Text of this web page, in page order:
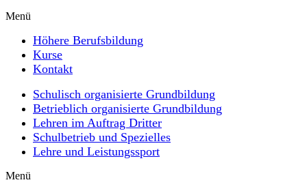
Menü
Höhere Berufsbildung
Kurse
Kontakt
Schulisch organisierte Grundbildung
Betrieblich organisierte Grundbildung
Lehren im Auftrag Dritter
Schulbetrieb und Spezielles
Lehre und Leistungssport
Menü